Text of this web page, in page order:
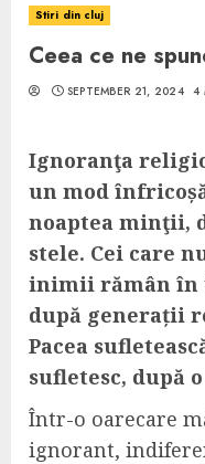
Stiri din cluj
Ceea ce ne
SEPTEMBER 21, 2024 4
Ignoranţa
un mod
noaptea minţii,
stele. Cei care
inimii rămân în
după generații
Pacea
sufletesc, după
Într-o oarecare
ignorant,